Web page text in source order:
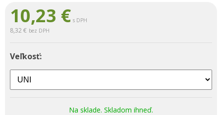
10,23 € s DPH
8,32 € bez DPH
Veľkosť:
Na sklade. Skladom ihneď.